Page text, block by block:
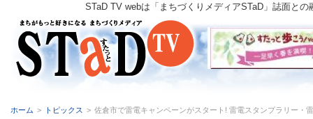
STaD TV webは「まちづくりメディアSTaD」誌面と
ホーム > トピックス > 佐倉市で雷電キャンペーンがスタート! 雷電スタンプラリー・